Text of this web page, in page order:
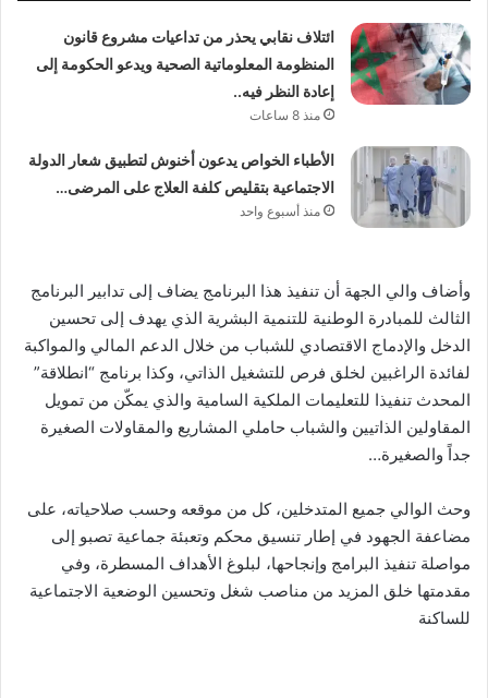
ائتلاف نقابي يحذر من تداعيات مشروع قانون
المنظومة المعلوماتية الصحية ويدعو الحكومة إلى
إعادة النظر فيه..
منذ 8 ساعات
الأطباء الخواص يدعون أخنوش لتطبيق شعار الدولة
الاجتماعية بتقليص كلفة العلاج على المرضى…
منذ أسبوع واحد
وأضاف والي الجهة أن تنفيذ هذا البرنامج يضاف إلى تدابير البرنامج
الثالث للمبادرة الوطنية للتنمية البشرية الذي يهدف إلى تحسين
الدخل والإدماج الاقتصادي للشباب من خلال الدعم المالي والمواكبة
لفائدة الراغبين لخلق فرص للتشغيل الذاتي، وكذا برنامج “انطلاقة”
المحدث تنفيذا للتعليمات الملكية السامية والذي يمكّن من تمويل
المقاولين الذاتيين والشباب حاملي المشاريع والمقاولات الصغيرة
جداً والصغيرة…
وحث الوالي جميع المتدخلين، كل من موقعه وحسب صلاحياته، على
مضاعفة الجهود في إطار تنسيق محكم وتعبئة جماعية تصبو إلى
مواصلة تنفيذ البرامج وإنجاحها، لبلوغ الأهداف المسطرة، وفي
مقدمتها خلق المزيد من مناصب شغل وتحسين الوضعية الاجتماعية
للساكنة